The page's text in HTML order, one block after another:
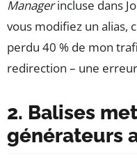
Managerincluse dans
vous modifiez un alias,
perdu 40 % de mon
redirection – une
2. Balises
générateurs